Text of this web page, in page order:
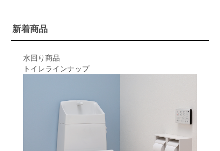
新着商品
水回り商品
トイレラインナップ